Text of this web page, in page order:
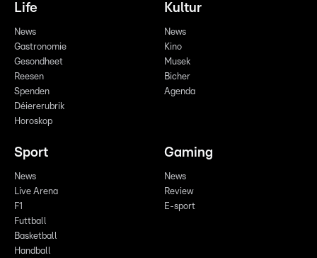
Life
News
Gastronomie
Gesondheet
Reesen
Spenden
Déiererubrik
Horoskop
Kultur
News
Kino
Musek
Bicher
Agenda
Sport
News
Live Arena
F1
Futtball
Basketball
Handball
Gaming
News
Review
E-sport